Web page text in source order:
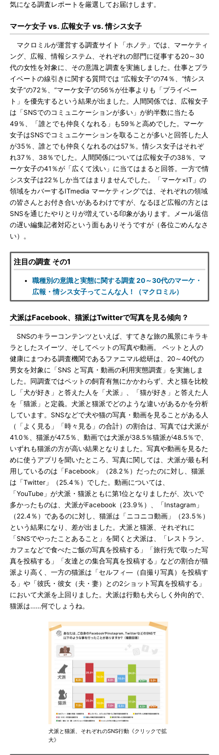
気になる調査レポートを厳選してお届けします。
マーケ女子 vs. 広報女子 vs. 情シス女子
マクロミルが運営する調査サイト「ホノテ」では、マーケティ
ング、広報、情報システム、それぞれの部門に従事する20～30
代の女性を対象に、その意識と調査を実施しました。仕事とプラ
イベートの線引きに関する質問では “広報女子”の74％、“情シス
女子”の72％、“マーケ女子”の56％が仕事よりも「プライベー
ト」を優先するという結果が出ました。人間関係では、広報女子
は「SNSでのコミュニケーションが多い」が約半数に当たる
49％、「誰とでも仲良くなれる」も59％と高めでした。マーケ
女子はSNSでコミュニケーションを取ることが多いと回答した人
が35％、誰とでも仲良くなれるのは57％。情シス女子はそれぞ
れ37％、38％でした。人間関係については広報女子の38％、マ
ーケ女子の41％が「広くて浅い」に当てはまると回答。一方で情
シス女子は22％しか当てはまりませんでした。「マーケ×IT」の
領域をカバーするITmedia マーケティングでは、それぞれの領域
の皆さんとお付き合いがあるわけですが、なるほど広報の方とは
SNSを通じたやりとりが増えている印象があります。メール返信
の遅い編集記者対応という面もありそうですが（各位ごめんなさ
い）。
注目の調査 その1
職種別の意識と実態に関する調査 20～30代のマーケ・
広報・情シス女子ってこんな人！（マクロミル）
犬派はFacebook、猫派はTwitterで写真を見る傾向？
SNSのキラーコンテンツといえば、すてきな旅の風景にキラキ
ラとしたスイーツ、そしてペットの写真や動画。 ペットと人の
健康にまつわる調査機関であるファニマル総研は、20～40代の
男女を対象に「SNS と写真・動画の利用実態調査」を実施しま
した。同調査ではペットの飼育有無にかかわらず、犬と猫を比較
し「犬が好き」と答えた人を「犬派」、「猫が好き」と答えた人
を「猫派」と定義。犬派と猫派でどのような違いがあるかを分析
しています。SNSなどで犬や猫の写真・動画を見ることがある人
（「よく見る」「時々見る」の合計）の割合は、写真では犬派が
41.0％、猫派が47.5％、動画では犬派が38.5％猫派が48.5％で、
いずれも猫派の方が高い結果となりました。写真や動画を見るた
めに使うアプリを聞いたところ、写真に関しては、犬派が最も利
用しているのは「Facebook」（28.2％）だったのに対し、猫派
は「Twitter」（25.4％）でした。動画については、
「YouTube」が犬派・猫派ともに第1位となりましたが、次いで
多かったものは、犬派がFacebook（23.9％）、「Instagram」
（22.4％）であるのに対し、猫派は「ニコニコ動画」（23.5％）
という結果になり、差が出ました。犬派と猫派、それぞれに
「SNSでやったことあること」を聞くと犬派は、「レストラン、
カフェなどで食べたご飯の写真を投稿する」「旅行先で取った写
真を投稿する」「友達との集合写真を投稿する」などの割合が猫
派より高く、一方の猫派は「セルフィ―（自撮り写真）を投稿す
る」や「彼氏・彼女（夫・妻）との2ショット写真を投稿する」
において犬派を上回りました。犬派は行動も犬らしく外向的で、
猫派は……何でしょうね。
犬派と猫派、それぞれのSNS行動《クリックで拡
大》